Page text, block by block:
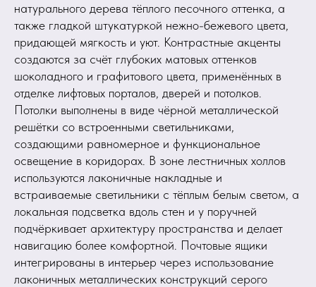
натурального дерева тёплого песочного оттенка, а
также гладкой штукатуркой нежно-бежевого цвета,
придающей мягкость и уют. Контрастные акценты
создаются за счёт глубоких матовых оттенков
шоколадного и графитового цвета, применённых в
отделке лифтовых порталов, дверей и потолков.
Потолки выполнены в виде чёрной металлической
решётки со встроенными светильниками,
создающими равномерное и функциональное
освещение в коридорах. В зоне лестничных холлов
используются лаконичные накладные и
встраиваемые светильники с тёплым белым светом, а
локальная подсветка вдоль стен и у поручней
подчёркивает архитектуру пространства и делает
навигацию более комфортной. Почтовые ящики
интегрированы в интерьер через использование
лаконичных металлических конструкций серого